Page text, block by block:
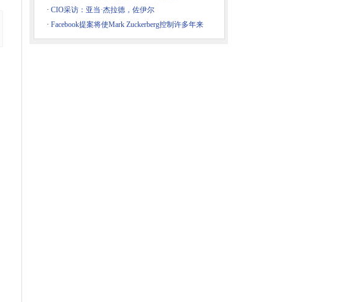
· CIO采访：亚当·杰拉德，佐伊尔
· Facebook提案将使Mark Zuckerberg控制许多年来